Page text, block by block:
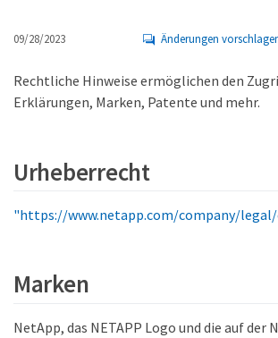
09/28/2023 Änderungen
Rechtliche Hinweise ermöglichen den
Erklärungen, Marken, Patente und mehr.
Urheberrecht
"https://www.netapp.com/company/
Marken
NetApp, das NETAPP Logo und die auf der